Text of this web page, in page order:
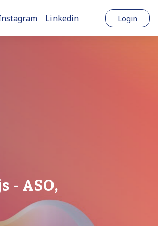
Linkedin Login
- ASO,